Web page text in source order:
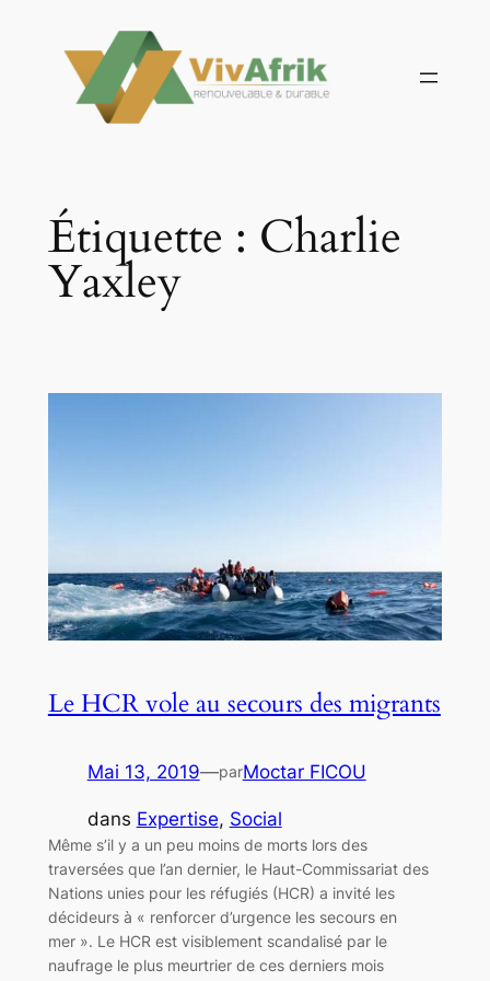
contenu
Étiquette : Charlie
Yaxley
Le HCR vole au secours des migrants
Mai 13, 2019—parMoctar FICOU
dans Expertise, Social
Même s’il y a un peu moins de morts lors des
traversées que l’an dernier, le Haut-Commissariat des
Nations unies pour les réfugiés (HCR) a invité les
décideurs à « renforcer d’urgence les secours en
mer ». Le HCR est visiblement scandalisé par le
naufrage le plus meurtrier de ces derniers mois